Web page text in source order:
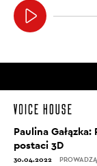
Paulina
postaci 3D
30.04.2022